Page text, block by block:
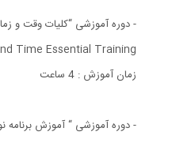
- دوره آموزشی “کلیات وقت و
Time Essential Training
زمان آموزش : 4 ساعت
- دوره آموزشی “ آموزش برنامه